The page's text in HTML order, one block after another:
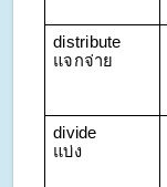
distribute
แจกจ่าย
divide
แบ่ง